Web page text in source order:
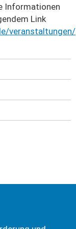
Informationen
Link